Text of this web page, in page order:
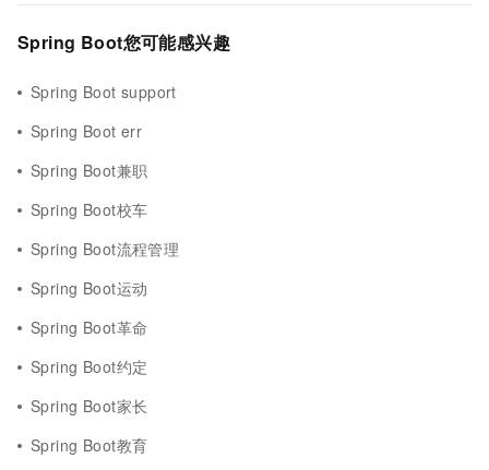
Spring Boot您可能感兴趣
Spring Boot support
Spring Boot err
Spring Boot兼职
Spring Boot校车
Spring Boot流程管理
Spring Boot运动
Spring Boot革命
Spring Boot约定
Spring Boot家长
Spring Boot教育